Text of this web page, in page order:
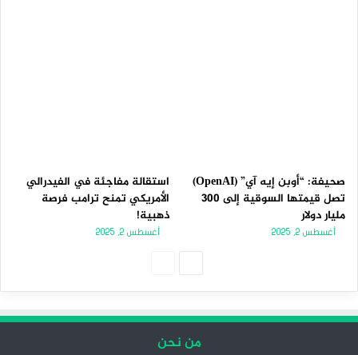
صحيفة: “أوبن إيه آي” (OpenAI)
تصل قيمتها السوقية إلى 300
مليار دولار
أغسطس 2, 2025
استقالة مفاجئة في الفيدرالي
الأمريكي تمنح ترامب فرصة
ذهبية!
أغسطس 2, 2025
من نحن